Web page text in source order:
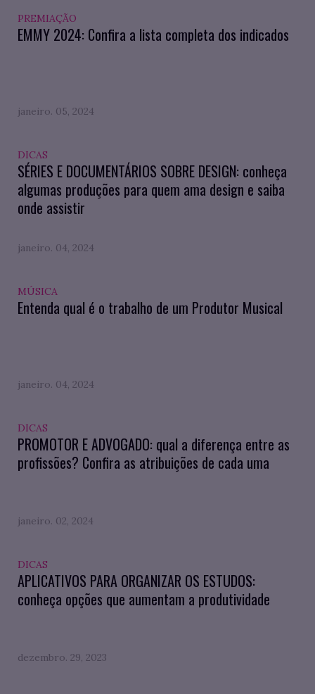
PREMIAÇÃO
EMMY 2024: Confira a lista completa dos indicados
janeiro. 05, 2024
DICAS
SÉRIES E DOCUMENTÁRIOS SOBRE DESIGN: conheça
algumas produções para quem ama design e saiba
onde assistir
janeiro. 04, 2024
MÚSICA
Entenda qual é o trabalho de um Produtor Musical
janeiro. 04, 2024
DICAS
PROMOTOR E ADVOGADO: qual a diferença entre as
profissões? Confira as atribuições de cada uma
janeiro. 02, 2024
DICAS
APLICATIVOS PARA ORGANIZAR OS ESTUDOS:
conheça opções que aumentam a produtividade
dezembro. 29, 2023